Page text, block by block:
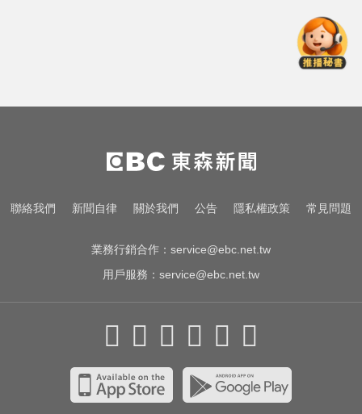
大黎加連2年來台
台玻夫人揭長子驟逝原因！兒媳譚
以欣71字發聲反駁
MLB／大谷10局致勝安當救世主！
聯絡我們 新聞自律 關於我們 公告 隱私權政策 常見問題
業務行銷合作： service@ebc.net.tw
用戶服務： service@ebc.net.tw